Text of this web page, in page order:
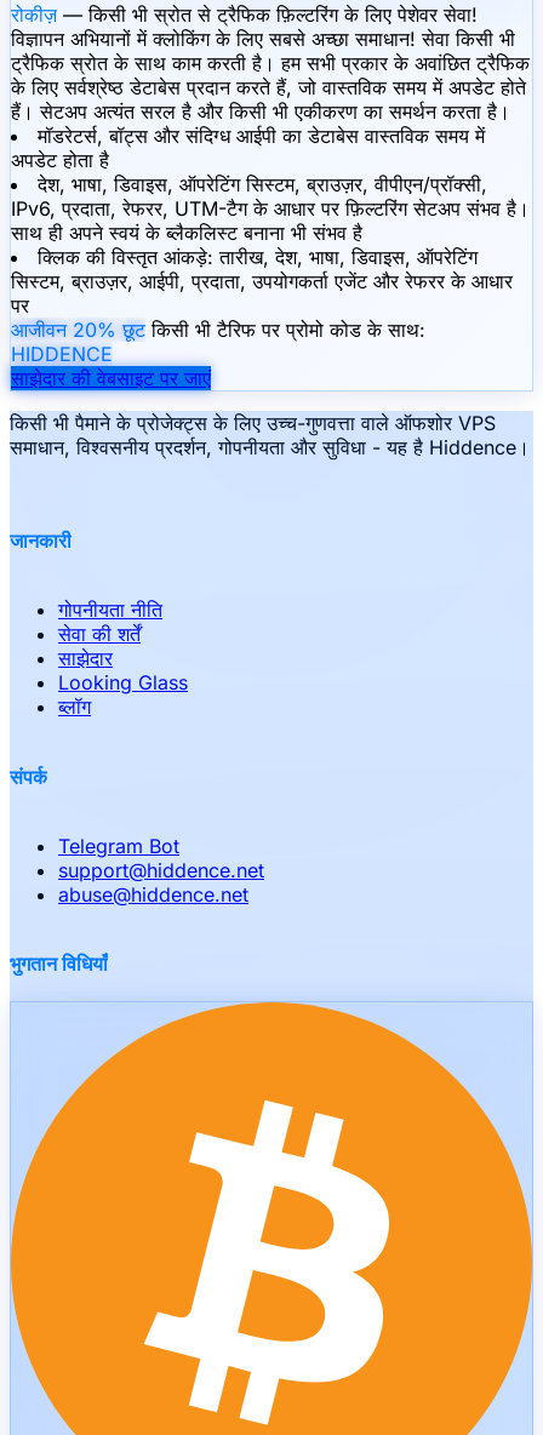
रोकीज़ — किसी भी स्रोत से ट्रैफिक फ़िल्टरिंग के लिए पेशेवर सेवा!
विज्ञापन अभियानों में क्लोकिंग के लिए सबसे अच्छा समाधान! सेवा किसी भी
ट्रैफिक स्रोत के साथ काम करती है। हम सभी प्रकार के अवांछित ट्रैफिक
के लिए सर्वश्रेष्ठ डेटाबेस प्रदान करते हैं, जो वास्तविक समय में अपडेट होते
हैं। सेटअप अत्यंत सरल है और किसी भी एकीकरण का समर्थन करता है।
मॉडरेटर्स, बॉट्स और संदिग्ध आईपी का डेटाबेस वास्तविक समय में
अपडेट होता है
देश, भाषा, डिवाइस, ऑपरेटिंग सिस्टम, ब्राउज़र, वीपीएन/प्रॉक्सी,
IPv6, प्रदाता, रेफरर, UTM-टैग के आधार पर फ़िल्टरिंग सेटअप संभव है।
साथ ही अपने स्वयं के ब्लैकलिस्ट बनाना भी संभव है
क्लिक की विस्तृत आंकड़े: तारीख, देश, भाषा, डिवाइस, ऑपरेटिंग
सिस्टम, ब्राउज़र, आईपी, प्रदाता, उपयोगकर्ता एजेंट और रेफरर के आधार
पर
आजीवन 20% छूट किसी भी टैरिफ पर प्रोमो कोड के साथ:
HIDDENCE
साझेदार की वेबसाइट पर जाएं
किसी भी पैमाने के प्रोजेक्ट्स के लिए उच्च-गुणवत्ता वाले ऑफशोर VPS
समाधान, विश्वसनीय प्रदर्शन, गोपनीयता और सुविधा - यह है Hiddence।
जानकारी
गोपनीयता नीति
सेवा की शर्तें
साझेदार
Looking Glass
ब्लॉग
संपर्क
Telegram Bot
support@hiddence.net
abuse@hiddence.net
भुगतान विधियाँ